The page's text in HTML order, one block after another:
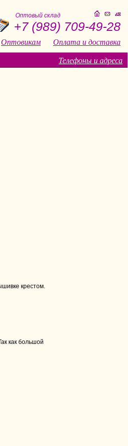
Оптовый склад
+7 (989) 709-49-28
Оптовикам
Оплата и доставка
Телефоны и адреса
крестом.
как большой